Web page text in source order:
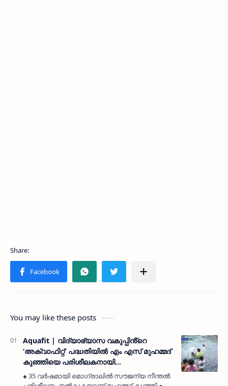
You may like these posts
Aquafit | വിദ്യാഭ്യാസ വകുപ്പിൻ്റെ
‘അക്വാഫിറ്റ്’ പദ്ധതിയിൽ എം എസ് മുഹമ്മദ്
കുഞ്ഞിയെ പരിശീലകനായി
നിയമിക്കണമെന്ന് മൊഗ്രാൽ ദേശീയവേദി
● 35 വർഷമായി മൊഗ്രാലിൽ സൗജന്യ നീന്തൽ